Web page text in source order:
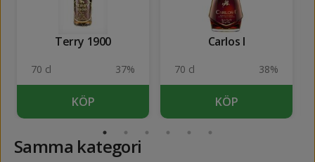
Terry 1900
70 cl 37%
KÖP
Carlos I
70 cl 38%
KÖP
Samma kategori